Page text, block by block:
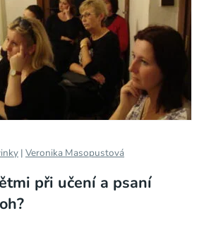
| Veronika Masopustová
při učení a psaní